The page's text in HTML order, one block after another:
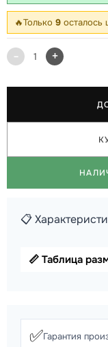
🔥Только 9 осталось
- 1 +
📋
📏 Таблица
✅Гарантия